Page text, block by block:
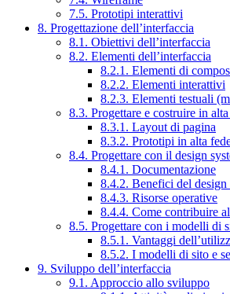
7.5. Prototipi interattivi
8. Progettazione dell’interfaccia
8.1. Obiettivi dell’interfaccia
8.2. Elementi dell’interfaccia
8.2.1. Elementi di
8.2.2. Elementi interattivi
8.2.3. Elementi testuali
8.3. Progettare e costruire in
8.3.1. Layout di pagina
8.3.2. Prototipi in alta
8.4. Progettare con il design
8.4.1. Documentazione
8.4.2. Benefici del design
8.4.3. Risorse operative
8.4.4. Come contribuire
8.5. Progettare con i modelli di
8.5.1. Vantaggi
8.5.2. I modelli di sito e
9. Sviluppo dell’interfaccia
9.1. Approccio allo sviluppo